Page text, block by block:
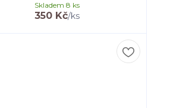
350 Kč/ks
Skladem 8 ks